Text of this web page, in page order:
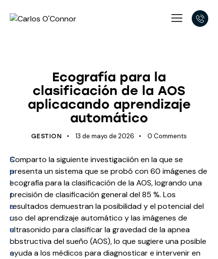
Ecografía para la
clasificación de la AOS
aplicacando aprendizaje
automático
GESTION 13 de mayo de 2026 0 Comments
S
a
l
t
a
r
a
l
c
Comparto la siguiente investigaciión en la que se
presenta un sistema que se probó con 60 imágenes de
ecografía para la clasificación de la AOS, logrando una
precisión de clasificación general del 85 %. Los
resultados demuestran la posibilidad y el potencial del
uso del aprendizaje automático y las imágenes de
ultrasonido para clasificar la gravedad de la apnea
obstructiva del sueño (AOS), lo que sugiere una posible
ayuda a los médicos para diagnosticar e intervenir en